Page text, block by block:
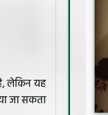
लेकिन यह
जा सकता